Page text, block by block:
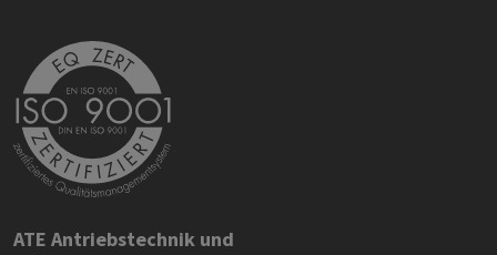
ATE Antriebstechnik und